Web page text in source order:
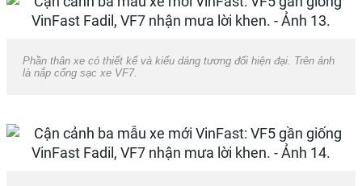
Phần thân xe có thiết kế và kiểu dáng tương đối hiện đại. Trên ảnh
là nắp cổng sạc xe VF7.